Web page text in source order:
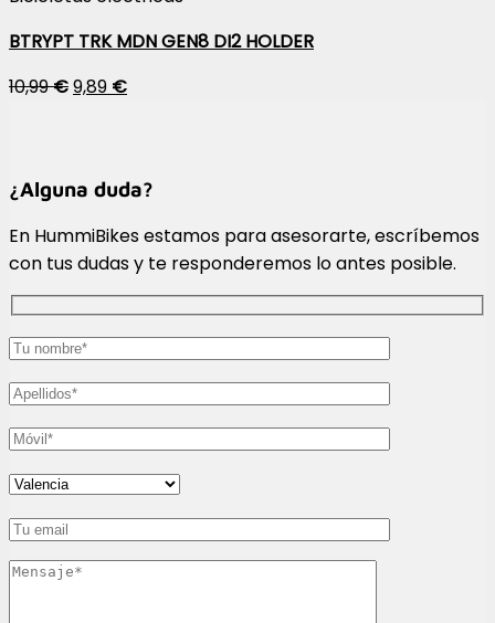
BTRYPT TRK MDN GEN8 DI2 HOLDER
10,99€9,89 €
¿Alguna duda?
En HummiBikes estamos para asesorarte, escríbemos
con tus dudas y te responderemos lo antes posible.